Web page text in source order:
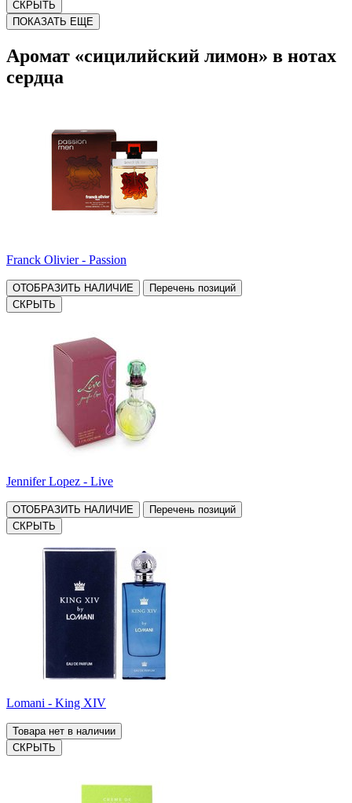
СКРЫТЬ
ПОКАЗАТЬ ЕЩЕ
Аромат «сицилийский лимон» в нотах
сердца
Franck Olivier - Passion
ОТОБРАЗИТЬ НАЛИЧИЕ
Перечень позиций
СКРЫТЬ
Jennifer Lopez - Live
ОТОБРАЗИТЬ НАЛИЧИЕ
Перечень позиций
СКРЫТЬ
Lomani - King XIV
Товара нет в наличии
СКРЫТЬ